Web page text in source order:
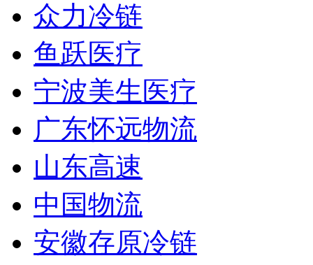
众力冷链
鱼跃医疗
宁波美生医疗
广东怀远物流
山东高速
中国物流
安徽存原冷链